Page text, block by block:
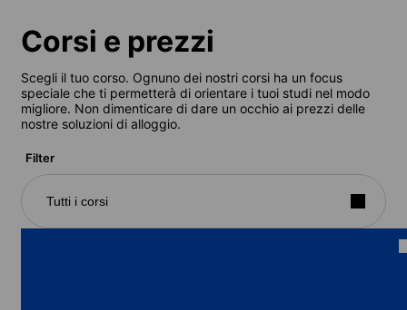
Corsi e prezzi
Scegli il tuo corso. Ognuno dei nostri corsi ha un focus
speciale che ti permetterà di orientare i tuoi studi nel modo
migliore. Non dimenticare di dare un occhio ai prezzi delle
nostre soluzioni di alloggio.
Filter
Tutti i corsi